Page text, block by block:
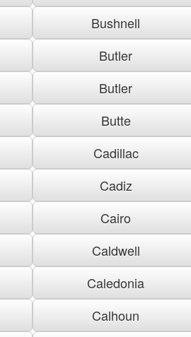
Bushnell
Butler
Butler
Butte
Cadillac
Cadiz
Cairo
Caldwell
Caledonia
Calhoun